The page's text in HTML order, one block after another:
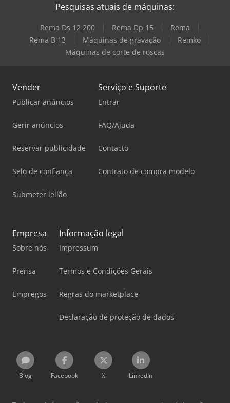
Pesquisas atuais de máquinas:
Rema Ds 12 200 Rema Dp 15
Rema
Rema B 13
Máquinas de gravação
Remko
Máquinas de corte de roscas
Vender
Publicar anúncios
Gerir anúncios
Reservar publicidade
Selo de confiança
Submeter leilão
Serviço e Suporte
Entrar
FAQ/Ajuda
Contacto
Contrato de compra modelo
Empresa
Sobre nós
Prensa
Empregos
Informação legal
Impressum
Termos e Condições Gerais
Regras do marketplace
Declaração de proteção de dados
Blog Facebook X LinkedIn